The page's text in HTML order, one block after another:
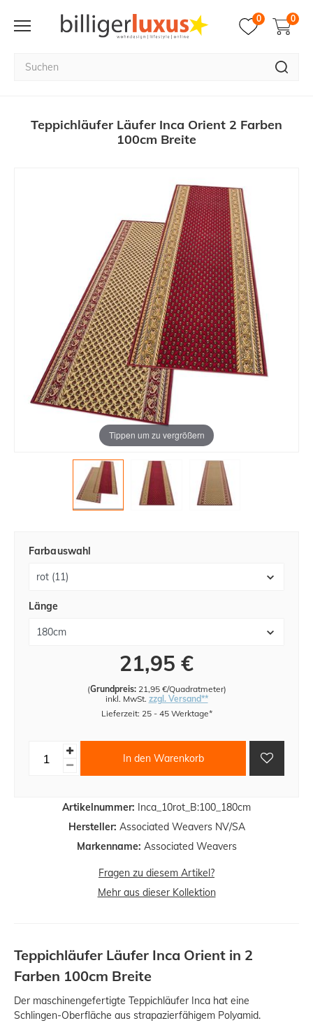
0 0
Teppichläufer Läufer Inca Orient 2 Farben
100cm Breite
Tippen um zu vergrößern
Artikelnummer: Inca_10rot_B:100_180cm
Hersteller: Associated Weavers NV/SA
Markenname: Associated Weavers
Farbauswahl
Länge
21,95 €
(Grundpreis: 21,95 €/Quadratmeter)
inkl. MwSt. zzgl. Versand**
Lieferzeit: 25 - 45 Werktage*
In den Warenkorb
Fragen zu diesem Artikel?
Mehr aus dieser Kollektion
Teppichläufer Läufer Inca Orient in 2
Farben 100cm Breite
Der maschinengefertigte Teppichläufer Inca hat eine
Schlingen-Oberfläche aus strapazierfähigem Polyamid.